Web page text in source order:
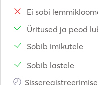
Ei sobi
Üritused ja peod
Sobib imikutele
Sobib lastele